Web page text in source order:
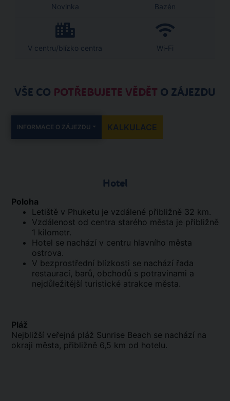
Novinka Bazén
V centru/blízko centra Wi-Fi
VŠE CO POTŘEBUJETE VĚDĚT O ZÁJEZDU
INFORMACE O ZÁJEZDU KALKULACE
Hotel
Poloha
Letiště v Phuketu je vzdálené přibližně 32 km.
Vzdálenost od centra starého města je přibližně
1 kilometr.
Hotel se nachází v centru hlavního města
ostrova.
V bezprostřední blízkosti se nachází řada
restaurací, barů, obchodů s potravinami a
nejdůležitější turistické atrakce města.
Pláž
Nejbližší veřejná pláž Sunrise Beach se nachází na
okraji města, přibližně 6,5 km od hotelu.